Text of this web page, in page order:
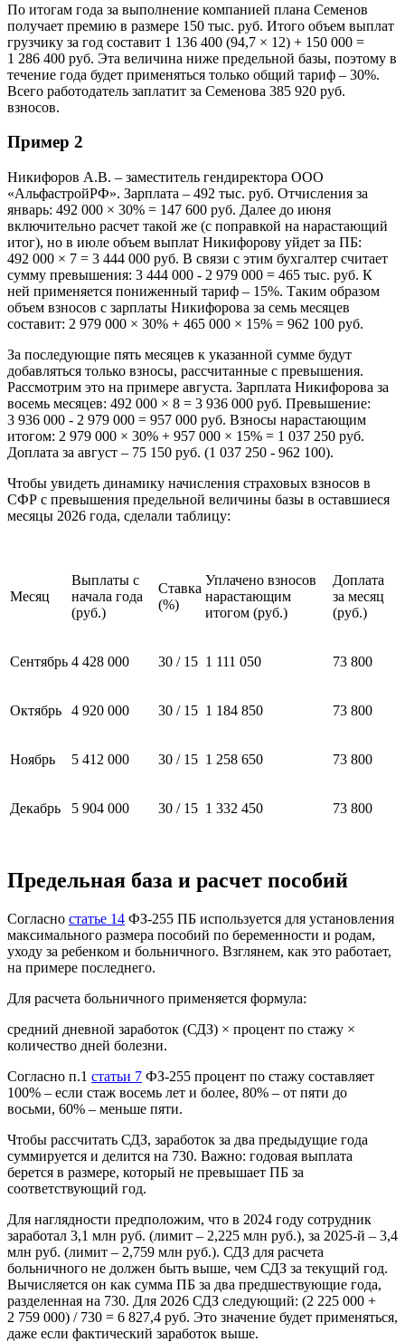
По итогам года за выполнение компанией плана Семенов
получает премию в размере 150 тыс. руб. Итого объем выплат
грузчику за год составит 1 136 400 (94,7 × 12) + 150 000 =
1 286 400 руб. Эта величина ниже предельной базы, поэтому в
течение года будет применяться только общий тариф – 30%.
Всего работодатель заплатит за Семенова 385 920 руб.
взносов.
Пример 2
Никифоров А.В. – заместитель гендиректора ООО
«АльфастройРФ». Зарплата – 492 тыс. руб. Отчисления за
январь: 492 000 × 30% = 147 600 руб. Далее до июня
включительно расчет такой же (с поправкой на нарастающий
итог), но в июле объем выплат Никифорову уйдет за ПБ:
492 000 × 7 = 3 444 000 руб. В связи с этим бухгалтер считает
сумму превышения: 3 444 000 - 2 979 000 = 465 тыс. руб. К
ней применяется пониженный тариф – 15%. Таким образом
объем взносов с зарплаты Никифорова за семь месяцев
составит: 2 979 000 × 30% + 465 000 × 15% = 962 100 руб.
За последующие пять месяцев к указанной сумме будут
добавляться только взносы, рассчитанные с превышения.
Рассмотрим это на примере августа. Зарплата Никифорова за
восемь месяцев: 492 000 × 8 = 3 936 000 руб. Превышение:
3 936 000 - 2 979 000 = 957 000 руб. Взносы нарастающим
итогом: 2 979 000 × 30% + 957 000 × 15% = 1 037 250 руб.
Доплата за август – 75 150 руб. (1 037 250 - 962 100).
Чтобы увидеть динамику начисления страховых взносов в
СФР с превышения предельной величины базы в оставшиеся
месяцы 2026 года, сделали таблицу:
Месяц
Выплаты с
начала года
(руб.)
Ставка
(%)
Уплачено взносов
нарастающим
итогом (руб.)
Доплата
за месяц
(руб.)
Сентябрь 4 428 000 30 / 15 1 111 050 73 800
Октябрь 4 920 000 30 / 15 1 184 850 73 800
Ноябрь 5 412 000 30 / 15 1 258 650 73 800
Декабрь 5 904 000 30 / 15 1 332 450 73 800
Предельная база и расчет пособий
Согласно статье 14 ФЗ-255 ПБ используется для установления
максимального размера пособий по беременности и родам,
уходу за ребенком и больничного. Взглянем, как это работает,
на примере последнего.
Для расчета больничного применяется формула:
средний дневной заработок (СДЗ) × процент по стажу ×
количество дней болезни.
Согласно п.1 статьи 7 ФЗ-255 процент по стажу составляет
100% – если стаж восемь лет и более, 80% – от пяти до
восьми, 60% – меньше пяти.
Чтобы рассчитать СДЗ, заработок за два предыдущие года
суммируется и делится на 730. Важно: годовая выплата
берется в размере, который не превышает ПБ за
соответствующий год.
Для наглядности предположим, что в 2024 году сотрудник
заработал 3,1 млн руб. (лимит – 2,225 млн руб.), за 2025-й – 3,4
млн руб. (лимит – 2,759 млн руб.). СДЗ для расчета
больничного не должен быть выше, чем СДЗ за текущий год.
Вычисляется он как сумма ПБ за два предшествующие года,
разделенная на 730. Для 2026 СДЗ следующий: (2 225 000 +
2 759 000) / 730 = 6 827,4 руб. Это значение будет применяться,
даже если фактический заработок выше.